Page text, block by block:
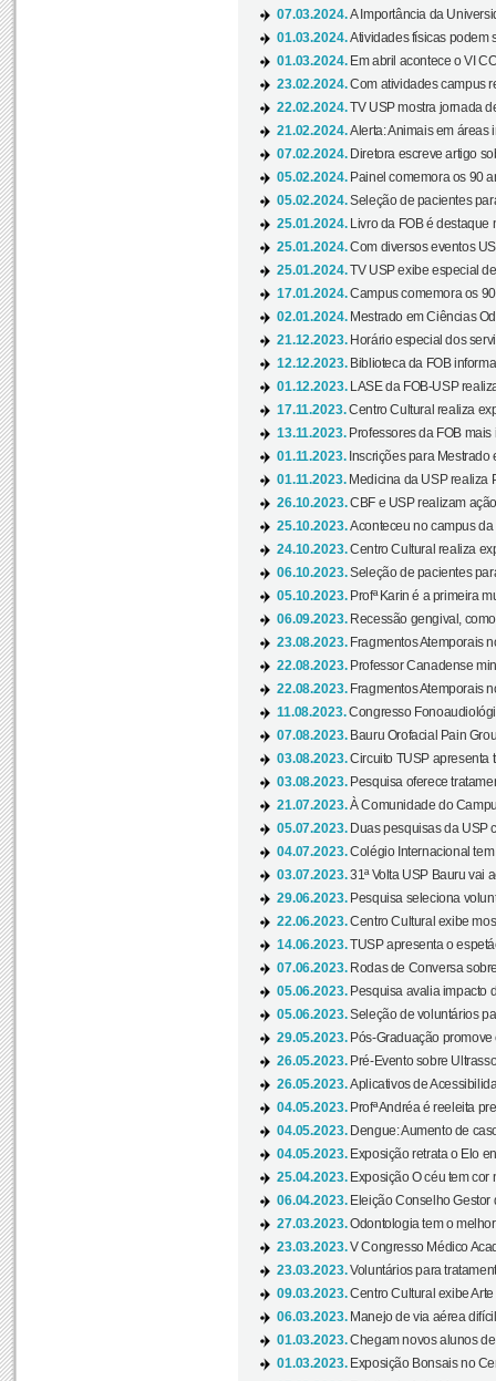
07.03.2024.A Importância da
01.03.2024.Atividades físicas podem
01.03.2024. Em abril acontece o VI
23.02.2024.Com atividades campus
22.02.2024.TV USP mostra jornada
21.02.2024.Alerta: Animais em áreas
07.02.2024. Diretora escreve artigo
05.02.2024. Painel comemora os 90
05.02.2024.Seleção de pacientes
25.01.2024.
Livro da FOB é destaque
25.01.2024.Com diversos eventos
25.01.2024.TV USP exibe especial
17.01.2024.Campus comemora os
02.01.2024. Mestrado em Ciências
21.12.2023. Horário especial dos
12.12.2023. Biblioteca da FOB
01.12.2023.
LASE da FOB-USP
17.11.2023.Centro Cultural realiza
13.11.2023. Professores da FOB
01.11.2023. Inscrições para
01.11.2023. Medicina da USP realiza
26.10.2023.CBF e USP realizam
25.10.2023.Aconteceu no campus da
24.10.2023.Centro Cultural realiza
06.10.2023.Seleção de pacientes
05.10.2023. Profª Karin é a primeira
06.09.2023. Recessão gengival,
23.08.2023. Fragmentos Atemporais
22.08.2023. Professor Canadense
22.08.2023. Fragmentos Atemporais
11.08.2023.Congresso
07.08.2023. Bauru Orofacial Pain
03.08.2023.Circuito TUSP apresenta
03.08.2023. Pesquisa oferece
21.07.2023.À Comunidade do
05.07.2023. Duas pesquisas da USP
04.07.2023.Colégio Internacional
03.07.2023.31ª Volta USP Bauru vai
29.06.2023. Pesquisa seleciona
22.06.2023.Centro Cultural exibe
14.06.2023.TUSP apresenta o
07.06.2023. Rodas de Conversa
05.06.2023. Pesquisa avalia impacto
05.06.2023.Seleção de voluntários
29.05.2023. Pós-Graduação
26.05.2023. Pré-Evento sobre
26.05.2023.Aplicativos de
04.05.2023. Profª Andréa é reeleita
04.05.2023. Dengue: Aumento de
04.05.2023. Exposição retrata o Elo
25.04.2023. Exposição O céu tem cor
06.04.2023. Eleição Conselho Gestor
27.03.2023.Odontologia tem o
23.03.2023.V Congresso Médico
23.03.2023.Voluntários para
09.03.2023.Centro Cultural exibe
06.03.2023. Manejo de via aérea
01.03.2023.Chegam novos alunos
01.03.2023. Exposição Bonsais no